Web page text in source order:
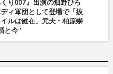
くり007』出演の畑野ひろ
ィ軍団として登場で「抜
ルは健在」元夫・柏原崇
と今”